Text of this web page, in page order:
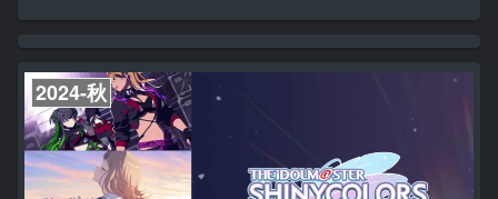
下、新たな翼が羽ばたき始める。
2024-秋